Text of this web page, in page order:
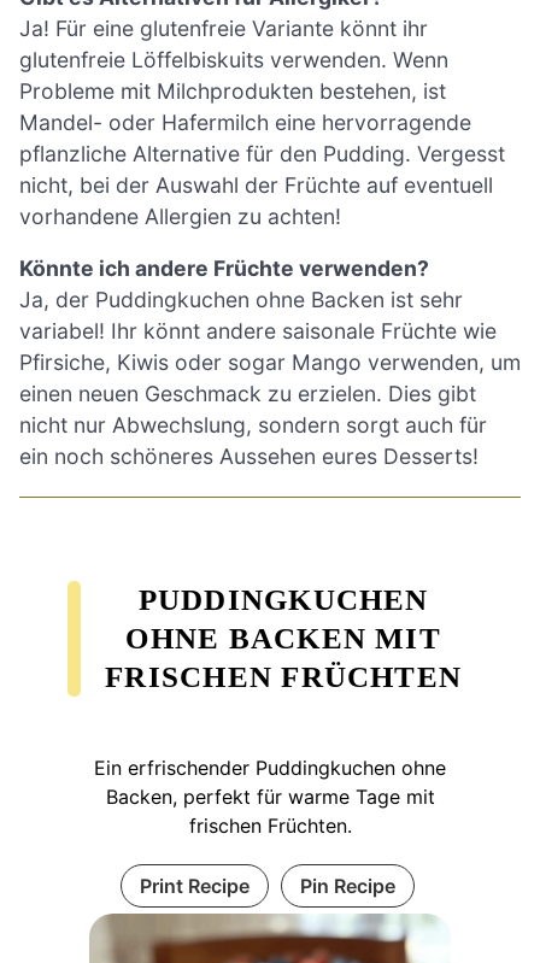
Ja! Für eine glutenfreie Variante könnt ihr
glutenfreie Löffelbiskuits verwenden. Wenn
Probleme mit Milchprodukten bestehen, ist
Mandel- oder Hafermilch eine hervorragende
pflanzliche Alternative für den Pudding. Vergesst
nicht, bei der Auswahl der Früchte auf eventuell
vorhandene Allergien zu achten!
Könnte ich andere Früchte verwenden?
Ja, der Puddingkuchen ohne Backen ist sehr
variabel! Ihr könnt andere saisonale Früchte wie
Pfirsiche, Kiwis oder sogar Mango verwenden, um
einen neuen Geschmack zu erzielen. Dies gibt
nicht nur Abwechslung, sondern sorgt auch für
ein noch schöneres Aussehen eures Desserts!
PUDDINGKUCHEN
OHNE BACKEN MIT
FRISCHEN FRÜCHTEN
Ein erfrischender Puddingkuchen ohne
Backen, perfekt für warme Tage mit
frischen Früchten.
Print Recipe Pin Recipe